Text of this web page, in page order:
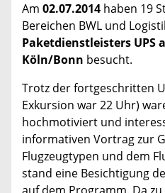
Am 02.07.2014 haben 19
Bereichen BWL und
Paketdienstleisters UPS
Köln/Bonn besucht.
Trotz der fortgeschritten
Exkursion war 22 Uhr)
hochmotiviert und
informativen Vortrag zur
Flugzeugtypen und dem
stand eine Besichtigung